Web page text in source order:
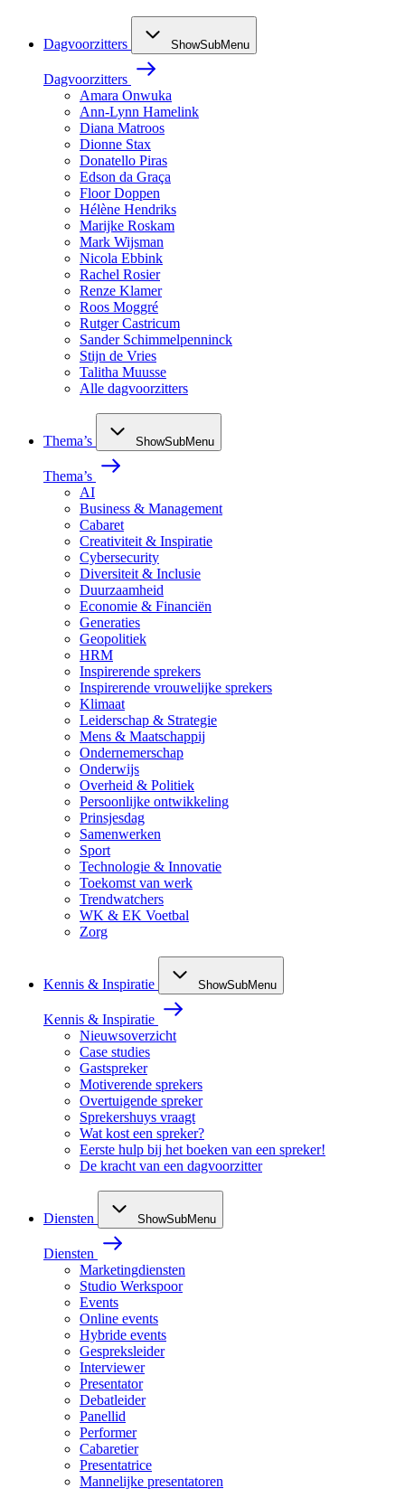
Dagvoorzitters ShowSubMenu
Dagvoorzitters
Amara Onwuka
Ann-Lynn Hamelink
Diana Matroos
Dionne Stax
Donatello Piras
Edson da Graça
Floor Doppen
Hélène Hendriks
Marijke Roskam
Mark Wijsman
Nicola Ebbink
Rachel Rosier
Renze Klamer
Roos Moggré
Rutger Castricum
Sander Schimmelpenninck
Stijn de Vries
Talitha Muusse
Alle dagvoorzitters
Thema’s ShowSubMenu
Thema’s
AI
Business & Management
Cabaret
Creativiteit & Inspiratie
Cybersecurity
Diversiteit & Inclusie
Duurzaamheid
Economie & Financiën
Generaties
Geopolitiek
HRM
Inspirerende sprekers
Inspirerende vrouwelijke sprekers
Klimaat
Leiderschap & Strategie
Mens & Maatschappij
Ondernemerschap
Onderwijs
Overheid & Politiek
Persoonlijke ontwikkeling
Prinsjesdag
Samenwerken
Sport
Technologie & Innovatie
Toekomst van werk
Trendwatchers
WK & EK Voetbal
Zorg
Kennis & Inspiratie ShowSubMenu
Kennis & Inspiratie
Nieuwsoverzicht
Case studies
Gastspreker
Motiverende sprekers
Overtuigende spreker
Sprekershuys vraagt
Wat kost een spreker?
Eerste hulp bij het boeken van een spreker!
De kracht van een dagvoorzitter
Diensten ShowSubMenu
Diensten
Marketingdiensten
Studio Werkspoor
Events
Online events
Hybride events
Gespreksleider
Interviewer
Presentator
Debatleider
Panellid
Performer
Cabaretier
Presentatrice
Mannelijke presentatoren